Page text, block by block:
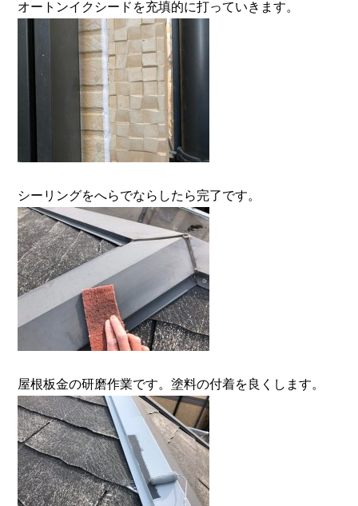
オートンイクシードを充填的に打っていきます。
シーリングをへらでならしたら完了です。
屋根板金の研磨作業です。塗料の付着を良くします。